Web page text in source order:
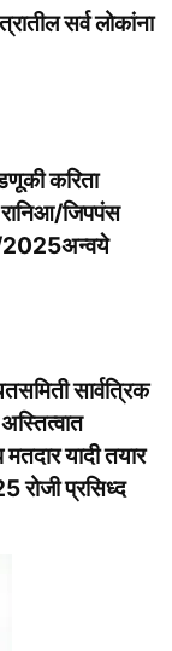
सर्व लोकांना
करिता
जिपपंस
सार्वत्रिक
यादी तयार
प्रसिध्द